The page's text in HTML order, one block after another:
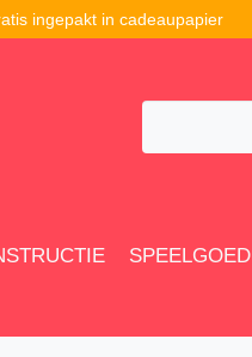
ingepakt in cadeaupapier
SPEELGOED